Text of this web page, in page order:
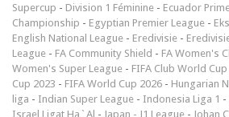
Supercup - Division 1 Féminine - Ecuador
Championship - Egyptian Premier League -
English National League - Eredivisie -
League - FA Community Shield - FA Women's
Women's Super League - FIFA Club World Cup
Cup 2023 - FIFA World Cup 2026 - Hungarian
liga - Indian Super League - Indonesia Liga 1 -
Israel Ligat Ha`Al - Japan - J1 League - Johan